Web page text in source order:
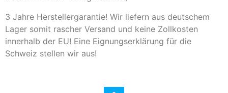
3 Jahre Herstellergarantie! Wir liefern aus deutschem
Lager somit rascher Versand und keine Zollkosten
innerhalb der EU! Eine Eignungserklärung für die
Schweiz stellen wir aus!